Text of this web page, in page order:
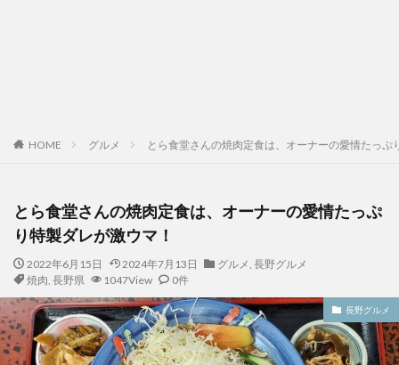
HOME グルメ とら食堂さんの焼肉定食は、オーナーの愛情たっぷ
とら食堂さんの焼肉定食は、オーナーの愛情たっぷ
り特製ダレが激ウマ！
2022年6月15日 2024年7月13日 グルメ, 長野グルメ
焼肉, 長野県 1047View 0件
長野グルメ